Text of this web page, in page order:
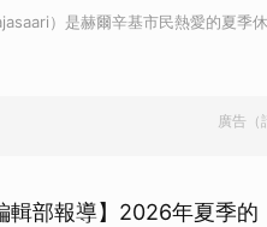
）是赫爾辛基市民熱愛的夏
廣告（
輯部報導】2026年夏季